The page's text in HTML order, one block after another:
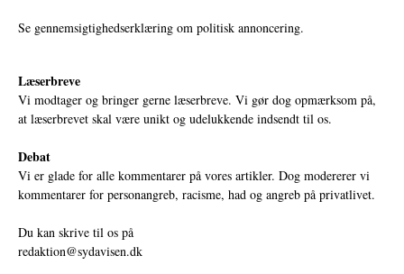
Se gennemsigtighedserklæring om politisk annoncering.
Læserbreve
Vi modtager og bringer gerne læserbreve. Vi gør dog opmærksom på,
at læserbrevet skal være unikt og udelukkende indsendt til os.
Debat
Vi er glade for alle kommentarer på vores artikler. Dog modererer vi
kommentarer for personangreb, racisme, had og angreb på privatlivet.
Du kan skrive til os på
redaktion@sydavisen.dk